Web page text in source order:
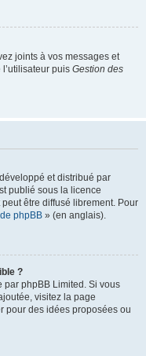
joints à vos messages et
puis Gestion des
et distribué par
publié sous la licence
être diffusé librement. Pour
phpBB » (en anglais).
?
phpBB Limited. Si vous
visitez la page
pour des idées proposées ou